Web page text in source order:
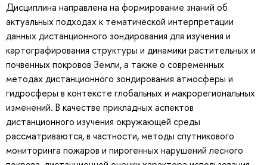
Дисциплина направлена на формирование знаний об
актуальных подходах к тематической интерпретации
данных дистанционного зондирования для изучения и
картографирования структуры и динамики растительных и
почвенных покровов Земли, а также о современных
методах дистанционного зондирования атмосферы и
гидросферы в контексте глобальных и макрорегиональных
изменений. В качестве прикладных аспектов
дистанционного изучения окружающей среды
рассматриваются, в частности, методы спутникового
мониторинга пожаров и пирогенных нарушений лесного